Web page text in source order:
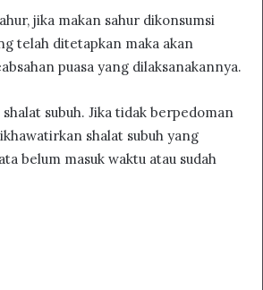
jika makan sahur dikonsumsi
telah ditetapkan maka akan
puasa yang dilaksanakannya.
subuh. Jika tidak berpedoman
shalat subuh yang
belum masuk waktu atau sudah